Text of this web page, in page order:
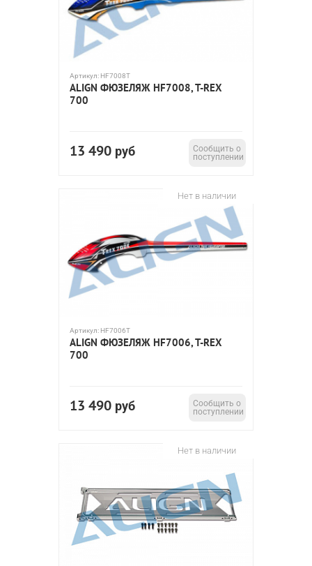
Артикул: HF7008T
ALIGN ФЮЗЕЛЯЖ HF7008, T-REX
700
13 490 руб
Сообщить о
поступлении
Нет в наличии
Артикул: HF7006T
ALIGN ФЮЗЕЛЯЖ HF7006, T-REX
700
13 490 руб
Сообщить о
поступлении
Нет в наличии